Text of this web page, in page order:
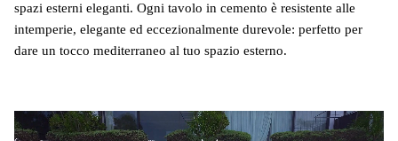
spazi esterni eleganti. Ogni tavolo in cemento è resistente alle
intemperie, elegante ed eccezionalmente durevole: perfetto per
dare un tocco mediterraneo al tuo spazio esterno.